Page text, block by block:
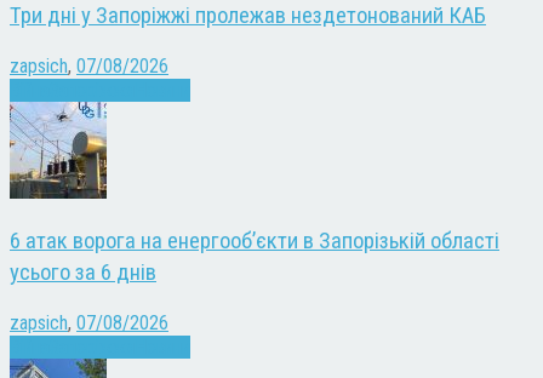
Три дні у Запоріжжі пролежав нездетонований КАБ
zapsich, 07/08/2026
6 атак ворога на енергооб’єкти в Запорізькій області
усього за 6 днів
zapsich, 07/08/2026